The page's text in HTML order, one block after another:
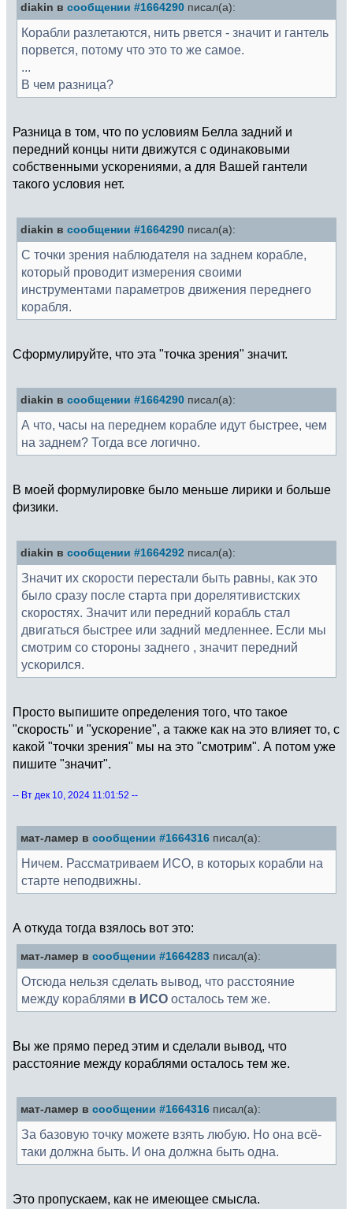
diakin в сообщении #1664290 писал(а):
Корабли разлетаются, нить рвется - значит и гантель
порвется, потому что это то же самое.
...
В чем разница?
Разница в том, что по условиям Белла задний и
передний концы нити движутся с одинаковыми
собственными ускорениями, а для Вашей гантели
такого условия нет.
diakin в сообщении #1664290 писал(а):
С точки зрения наблюдателя на заднем корабле,
который проводит измерения своими
инструментами параметров движения переднего
корабля.
Сформулируйте, что эта "точка зрения" значит.
diakin в сообщении #1664290 писал(а):
А что, часы на переднем корабле идут быстрее, чем
на заднем? Тогда все логично.
В моей формулировке было меньше лирики и больше
физики.
diakin в сообщении #1664292 писал(а):
Значит их скорости перестали быть равны, как это
было сразу после старта при дорелятивистских
скоростях. Значит или передний корабль стал
двигаться быстрее или задний медленнее. Если мы
смотрим со стороны заднего , значит передний
ускорился.
Просто выпишите определения того, что такое
"скорость" и "ускорение", а также как на это влияет то, с
какой "точки зрения" мы на это "смотрим". А потом уже
пишите "значит".
-- Вт дек 10, 2024 11:01:52 --
мат-ламер в сообщении #1664316 писал(а):
Ничем. Рассматриваем ИСО, в которых корабли на
старте неподвижны.
А откуда тогда взялось вот это:
мат-ламер в сообщении #1664283 писал(а):
Отсюда нельзя сделать вывод, что расстояние
между кораблями в ИСО осталось тем же.
Вы же прямо перед этим и сделали вывод, что
расстояние между кораблями осталось тем же.
мат-ламер в сообщении #1664316 писал(а):
За базовую точку можете взять любую. Но она всё-
таки должна быть. И она должна быть одна.
Это пропускаем, как не имеющее смысла.